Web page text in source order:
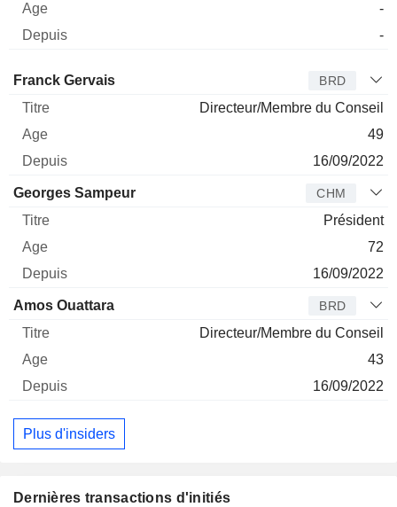
-
-
Administrateur Titre
Franck Gervais BRD
Directeur/Membre du Conseil
49
16/09/2022
Georges Sampeur CHM
Président
72
16/09/2022
Amos Ouattara BRD
Directeur/Membre du Conseil
43
16/09/2022
Plus d'insiders
Dernières transactions d'initiés